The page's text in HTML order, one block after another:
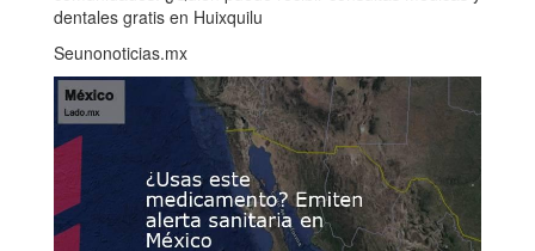
dentales gratis en Huixquilu
Seunonoticias.mx